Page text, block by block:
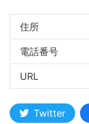
住所
電話番号
URL
Twitter